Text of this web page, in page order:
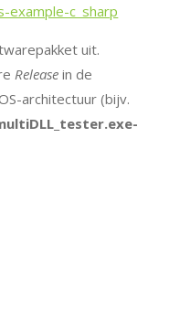
example-c_sharp
uit.
Release in de
architectuur (bijv.